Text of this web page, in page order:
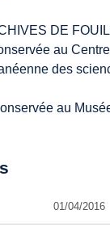
DE
au
des
au
01/04/2016